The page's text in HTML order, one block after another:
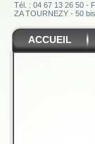
Tél. : 04 67 13 26 50 -
ZA TOURNEZY - 50
ACCUEIL